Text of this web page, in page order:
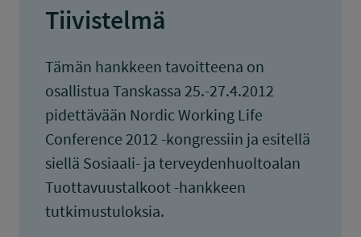
Tiivistelmä
Tämän hankkeen tavoitteena on
osallistua Tanskassa 25.-27.4.2012
pidettävään Nordic Working Life
Conference 2012 -kongressiin ja esitellä
siellä Sosiaali- ja terveydenhuoltoalan
Tuottavuustalkoot -hankkeen
tutkimustuloksia.